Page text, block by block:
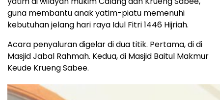
guna membantu anak yatim-piatu memenuhi
kebutuhan jelang hari raya Idul Fitri 1446 Hijriah.
Acara penyaluran digelar di dua titik. Pertama, di di
Masjid Jabal Rahmah. Kedua, di Masjid Baitul Makmur
Keude Krueng Sabee.